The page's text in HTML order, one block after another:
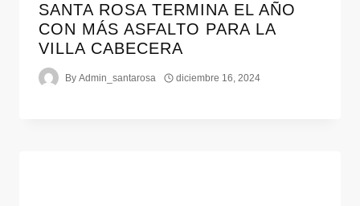
SANTA ROSA TERMINA EL AÑO
CON MÁS ASFALTO PARA LA
VILLA CABECERA
By Admin_santarosa diciembre 16, 2024